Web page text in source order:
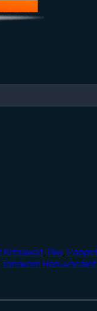
Kitsawat Niw
Tanakorn Hasuvanakit